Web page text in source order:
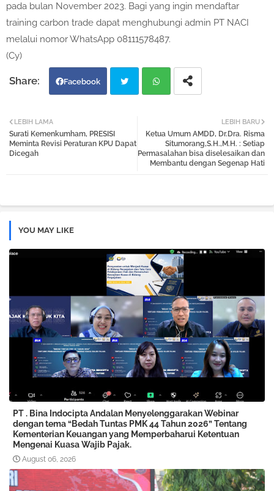
pada bulan November 2023. Bagi yang ingin mendaftar
training carbon trade dapat menghubungi admin PT NACI
melalui nomor WhatsApp 08111578487.
(Cy)
Facebook
atsa
pp
LEBIH BARU
Ketua Umum AMDD, Dr.Dra. Risma
Situmorang,S.H.,M.H. : Setiap
Permasalahan bisa diselesaikan dan
Membantu dengan Segenap Hati
LEBIH LAMA
Surati Kemenkumham, PRESISI
Meminta Revisi Peraturan KPU Dapat
Dicegah
YOU MAY LIKE
PT . Bina Indocipta Andalan Menyelenggarakan Webinar
dengan tema “Bedah Tuntas PMK 44 Tahun 2026” Tentang
Kementerian Keuangan yang Memperbaharui Ketentuan
Mengenai Kuasa Wajib Pajak.
August 06, 2026